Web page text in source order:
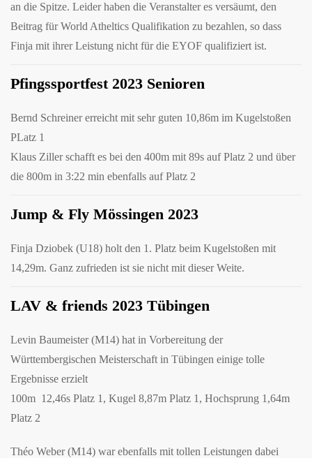
an die Spitze. Leider haben die Veranstalter es versäumt, den
Beitrag für World Atheltics Qualifikation zu bezahlen, so dass
Finja mit ihrer Leistung nicht für die EYOF qualifiziert ist.
Pfingssportfest 2023 Senioren
Bernd Schreiner erreicht mit sehr guten 10,86m im Kugelstoßen
PLatz 1
Klaus Ziller schafft es bei den 400m mit 89s auf Platz 2 und über
die 800m in 3:22 min ebenfalls auf Platz 2
Jump & Fly Mössingen 2023
Finja Dziobek (U18) holt den 1. Platz beim Kugelstoßen mit
14,29m. Ganz zufrieden ist sie nicht mit dieser Weite.
LAV & friends 2023 Tübingen
Levin Baumeister (M14) hat in Vorbereitung der
Württembergischen Meisterschaft in Tübingen einige tolle
Ergebnisse erzielt
100m 12,46s Platz 1, Kugel 8,87m Platz 1, Hochsprung 1,64m
Platz 2
Théo Weber (M14) war ebenfalls mit tollen Leistungen dabei